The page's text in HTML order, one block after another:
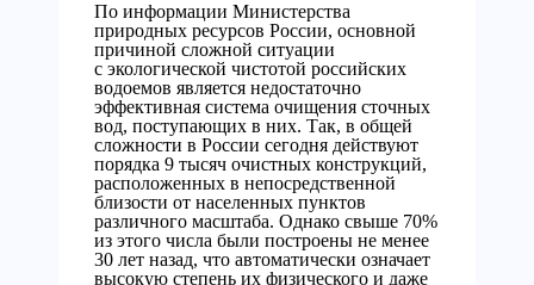
По информации Министерства
природных ресурсов России, основной
причиной сложной ситуации
с экологической чистотой российских
водоемов является недостаточно
эффективная система очищения сточных
вод, поступающих в них. Так, в общей
сложности в России сегодня действуют
порядка 9 тысяч очистных конструкций,
расположенных в непосредственной
близости от населенных пунктов
различного масштаба. Однако свыше 70%
из этого числа были построены не менее
30 лет назад, что автоматически означает
высокую степень их физического и даже